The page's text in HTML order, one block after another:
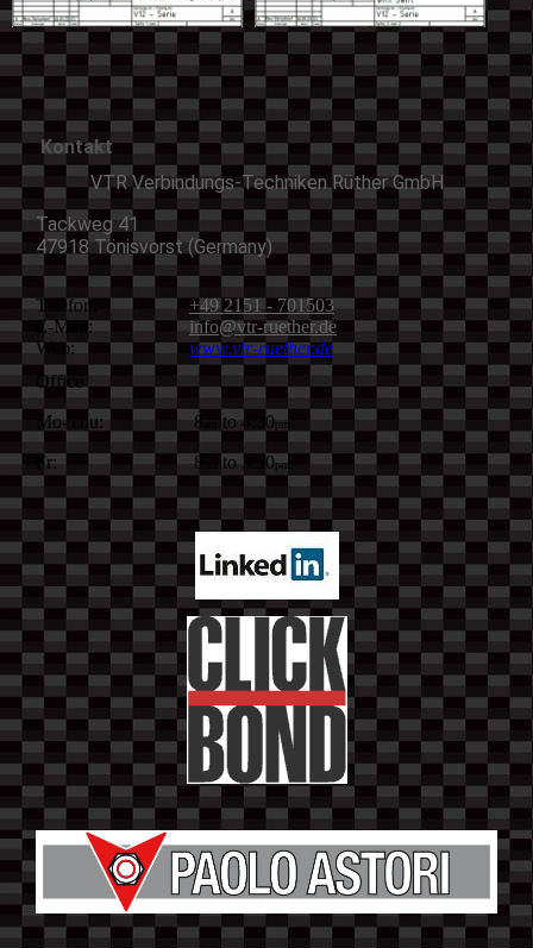
Kontakt
VTR Verbindungs-Techniken Rüther GmbH
Tackweg 41
47918 Tönisvorst (Germany)
Telefon:
E-Mail:
Web:
+49 2151 - 701503
info@vtr-ruether.de
www.vtr-ruether.de
Office
Mo-Thu:
Fr:
8 to 4:30pm
8 to 3:30pm